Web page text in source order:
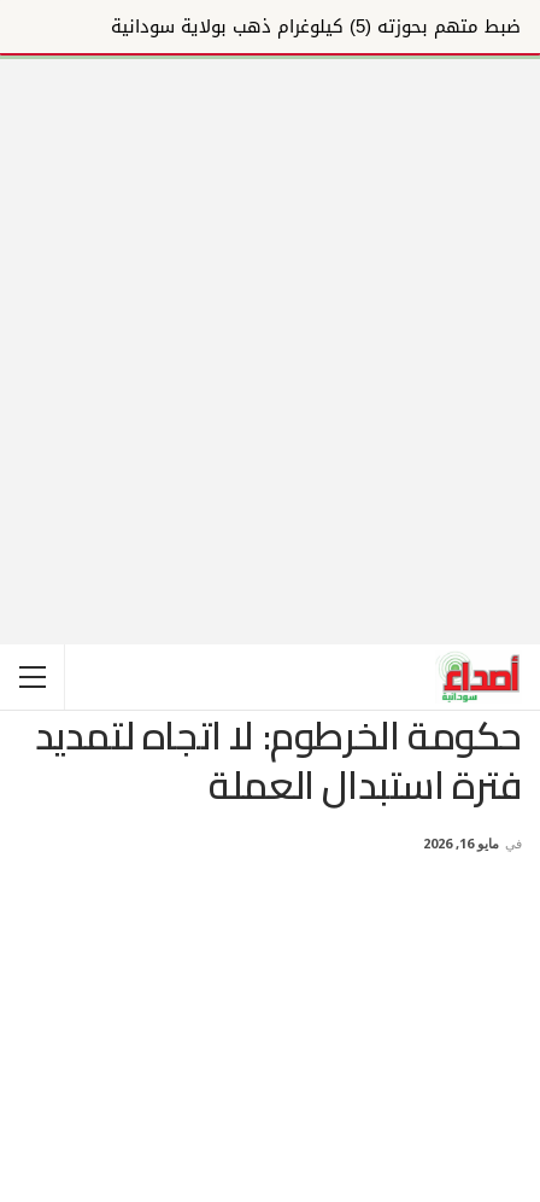
ضبط متهم بحوزته (5) كيلوغرام ذهب بولاية سودانية
حكومة الخرطوم: لا اتجاه لتمديد
فترة استبدال العملة
في مايو 16, 2026